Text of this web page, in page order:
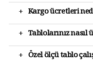
+ Kargo ücretleri
+ Tablolarınız
+ Özel ölçü tablo